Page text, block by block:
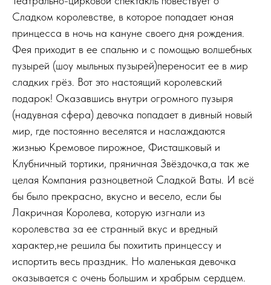
Сладком королевстве, в которое попадает юная
принцесса в ночь на кануне своего дня рождения.
Фея приходит в ее спальню и с помощью волшебных
пузырей (шоу мыльных пузырей)переносит ее в мир
сладких грёз. Вот это настоящий королевский
подарок! Оказавшись внутри огромного пузыря
(надувная сфера) девочка попадает в дивный новый
мир, где постоянно веселятся и наслаждаются
жизнью Кремовое пирожное, Фисташковый и
Клубничный тортики, пряничная Звёздочка,а так же
целая Компания разноцветной Сладкой Ваты. И всё
бы было прекрасно, вкусно и весело, если бы
Лакричная Королева, которую изгнали из
королевства за ее странный вкус и вредный
характер,не решила бы похитить принцессу и
испортить весь праздник. Но маленькая девочка
оказывается с очень большим и храбрым сердцем.